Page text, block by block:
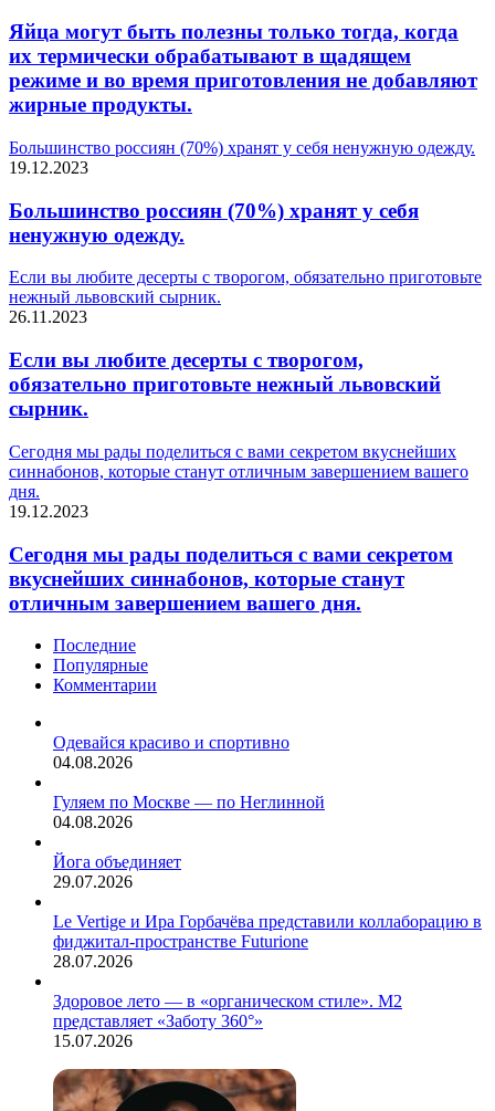
Яйца могут быть полезны только тогда, когда
их термически обрабатывают в щадящем
режиме и во время приготовления не добавляют
жирные продукты.
Большинство россиян (70%) хранят у себя ненужную одежду.
19.12.2023
Большинство россиян (70%) хранят у себя
ненужную одежду.
Если вы любите десерты с творогом, обязательно приготовьте
нежный львовский сырник.
26.11.2023
Если вы любите десерты с творогом,
обязательно приготовьте нежный львовский
сырник.
Сегодня мы рады поделиться с вами секретом вкуснейших
синнабонов, которые станут отличным завершением вашего
дня.
19.12.2023
Сегодня мы рады поделиться с вами секретом
вкуснейших синнабонов, которые станут
отличным завершением вашего дня.
Последние
Популярные
Комментарии
Одевайся красиво и спортивно
04.08.2026
Гуляем по Москве — по Неглинной
04.08.2026
Йога объединяет
29.07.2026
Le Vertige и Ира Горбачёва представили коллаборацию в
фиджитал-пространстве Futurione
28.07.2026
Здоровое лето — в «органическом стиле». М2
представляет «Заботу 360°»
15.07.2026